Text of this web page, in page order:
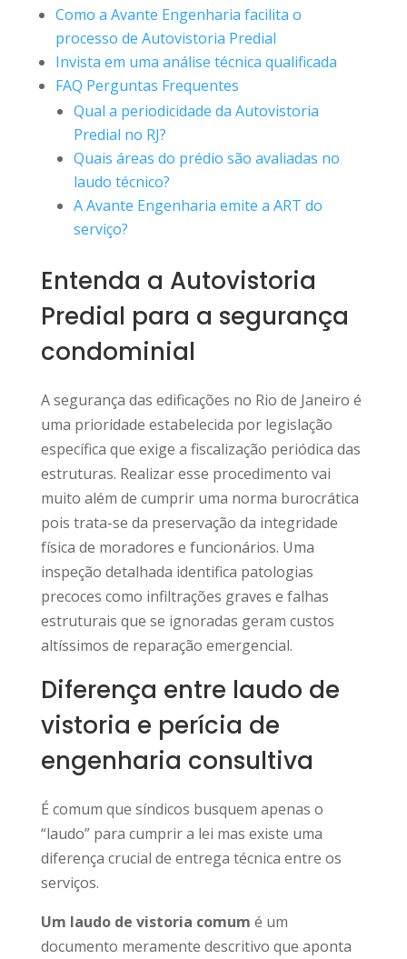
Como a Avante Engenharia facilita o
processo de Autovistoria Predial
Invista em uma análise técnica qualificada
FAQ Perguntas Frequentes
Qual a periodicidade da Autovistoria
Predial no RJ?
Quais áreas do prédio são avaliadas no
laudo técnico?
A Avante Engenharia emite a ART do
serviço?
Entenda a Autovistoria
Predial para a segurança
condominial
A segurança das edificações no Rio de Janeiro é
uma prioridade estabelecida por legislação
específica que exige a fiscalização periódica das
estruturas. Realizar esse procedimento vai
muito além de cumprir uma norma burocrática
pois trata-se da preservação da integridade
física de moradores e funcionários. Uma
inspeção detalhada identifica patologias
precoces como infiltrações graves e falhas
estruturais que se ignoradas geram custos
altíssimos de reparação emergencial.
Diferença entre laudo de
vistoria e perícia de
engenharia consultiva
É comum que síndicos busquem apenas o
“laudo” para cumprir a lei mas existe uma
diferença crucial de entrega técnica entre os
serviços.
Um laudo de vistoria comum é um
documento meramente descritivo que aponta